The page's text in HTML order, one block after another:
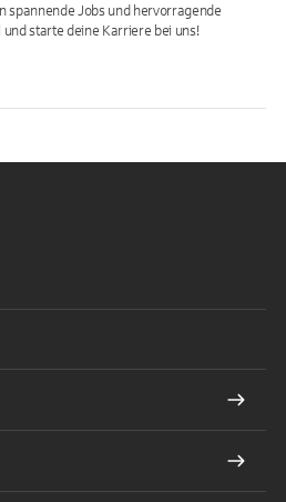
spannende Jobs und hervorragende
starte deine Karriere bei uns!